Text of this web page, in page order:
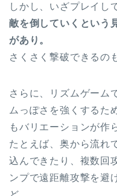
しかし、いざプレイし
敵を倒していくという
があり。
さくさく撃破できるの
さらに、リズムゲーム
ムっぽさを強くするた
もバリエーションが作
たとえば、奥から流れ
込んできたり、複数回
ンプで遠距離攻撃を避